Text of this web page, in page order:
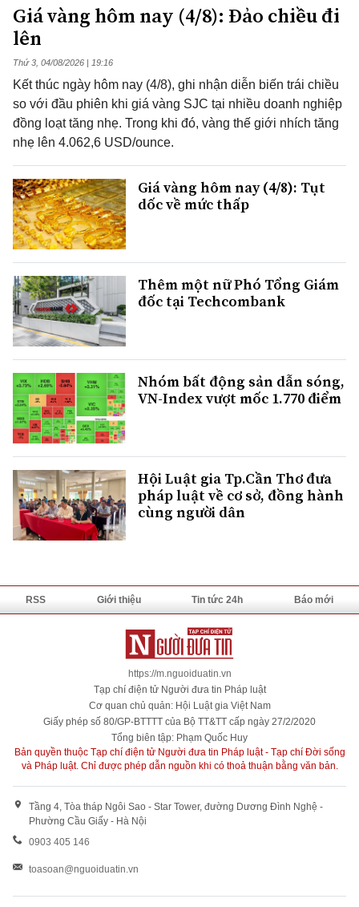
Giá vàng hôm nay (4/8): Đảo chiều đi
lên
Thứ 3, 04/08/2026 | 19:16
Kết thúc ngày hôm nay (4/8), ghi nhận diễn biến trái chiều
so với đầu phiên khi giá vàng SJC tại nhiều doanh nghiệp
đồng loạt tăng nhẹ. Trong khi đó, vàng thế giới nhích tăng
nhẹ lên 4.062,6 USD/ounce.
Giá vàng hôm nay (4/8): Tụt
dốc về mức thấp
Thêm một nữ Phó Tổng Giám
đốc tại Techcombank
Nhóm bất động sản dẫn sóng,
VN-Index vượt mốc 1.770 điểm
Hội Luật gia Tp.Cần Thơ đưa
pháp luật về cơ sở, đồng hành
cùng người dân
RSS Giới thiệu Tin tức 24h Báo mới
https://m.nguoiduatin.vn
Tạp chí điện tử Người đưa tin Pháp luật
Cơ quan chủ quản: Hội Luật gia Việt Nam
Giấy phép số 80/GP-BTTTT của Bộ TT&TT cấp ngày 27/2/2020
Tổng biên tập: Phạm Quốc Huy
Bản quyền thuộc Tạp chí điện tử Người đưa tin Pháp luật - Tạp chí Đời sống
và Pháp luật. Chỉ được phép dẫn nguồn khi có thoả thuận bằng văn bản.
Tầng 4, Tòa tháp Ngôi Sao - Star Tower, đường Dương Đình Nghệ -
Phường Cầu Giấy - Hà Nội
0903 405 146
toasoan@nguoiduatin.vn